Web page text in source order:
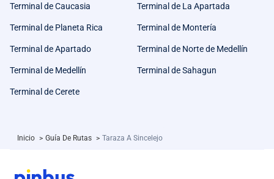
Terminal de Caucasia Terminal de La Apartada
Terminal de Planeta Rica Terminal de Montería
Terminal de Apartado Terminal de Norte de Medellín
Terminal de Medellín Terminal de Sahagun
Terminal de Cerete
Inicio > Guía De Rutas > Taraza A Sincelejo